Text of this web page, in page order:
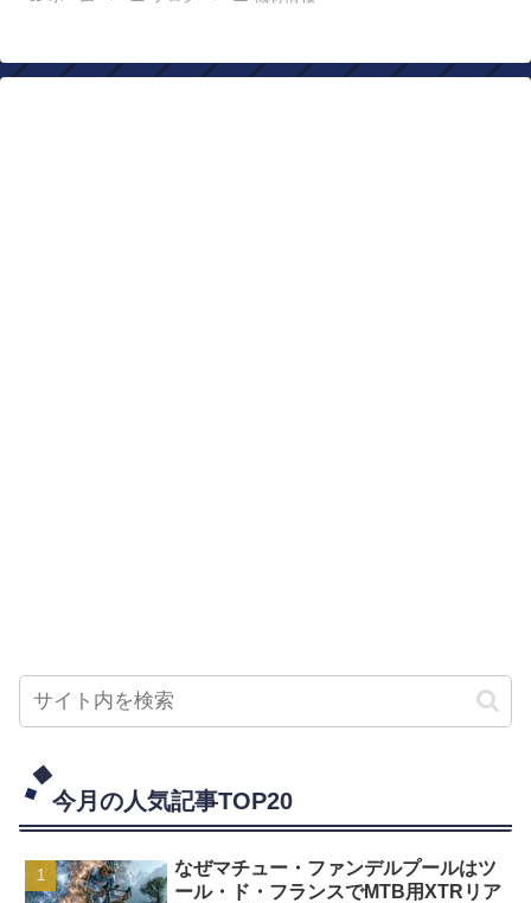
今月の人気記事TOP20
なぜマチュー・ファンデルプールはツ
ール・ド・フランスでMTB用XTRリア